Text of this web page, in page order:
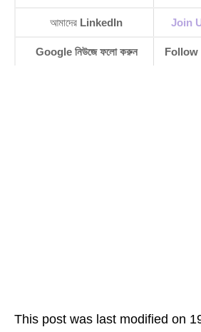
আমাদের LinkedIn Join
Google নিউজে ফলো করুন Follow
This post was last modified on